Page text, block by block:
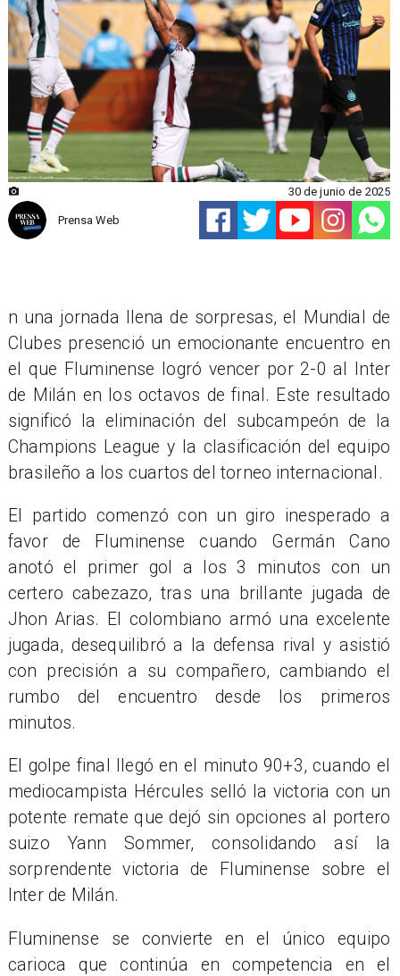
Prensa Web
30 de junio de 2025
n una jornada llena de sorpresas, el Mundial de
Clubes presenció un emocionante encuentro en
el que Fluminense logró vencer por 2-0 al Inter
de Milán en los octavos de final. Este resultado
significó la eliminación del subcampeón de la
Champions League y la clasificación del equipo
brasileño a los cuartos del torneo internacional.​
El partido comenzó con un giro inesperado a
favor de Fluminense cuando Germán Cano
anotó el primer gol a los 3 minutos con un
certero cabezazo, tras una brillante jugada de
Jhon Arias. El colombiano armó una excelente
jugada, desequilibró a la defensa rival y asistió
con precisión a su compañero, cambiando el
rumbo del encuentro desde los primeros
minutos.
El golpe final llegó en el minuto 90+3, cuando el
mediocampista Hércules selló la victoria con un
potente remate que dejó sin opciones al portero
suizo Yann Sommer, consolidando así la
sorprendente victoria de Fluminense sobre el
Inter de Milán.
Fluminense se convierte en el único equipo
carioca que continúa en competencia en el